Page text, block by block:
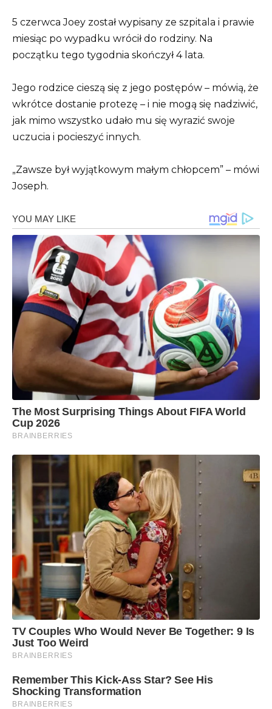
5 czerwca Joey został wypisany ze szpitala i prawie
miesiąc po wypadku wrócił do rodziny. Na
początku tego tygodnia skończył 4 lata.
Jego rodzice cieszą się z jego postępów – mówią, że
wkrótce dostanie protezę – i nie mogą się nadziwić,
jak mimo wszystko udało mu się wyrazić swoje
uczucia i pocieszyć innych.
„Zawsze był wyjątkowym małym chłopcem” – mówi
Joseph.